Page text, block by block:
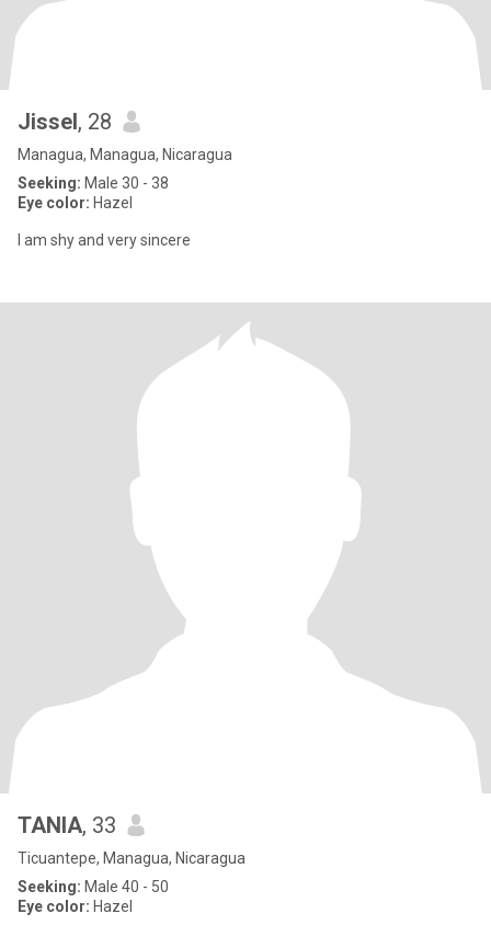
Jissel, 28
Managua, Managua, Nicaragua
Seeking: Male 30 - 38
Eye color: Hazel
I am shy and very sincere
TANIA, 33
Ticuantepe, Managua, Nicaragua
Seeking: Male 40 - 50
Eye color: Hazel